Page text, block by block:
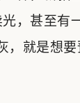
，甚至有
，就是想